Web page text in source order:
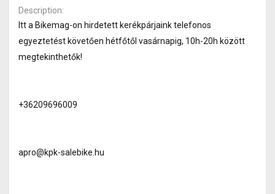
Description
Itt a Bikemag-on hirdetett kerékpárjaink telefonos
egyeztetést követően hétfőtől vasárnapig, 10h-20h között
megtekinthetők!
+36209696009
apro@kpk-salebike.hu